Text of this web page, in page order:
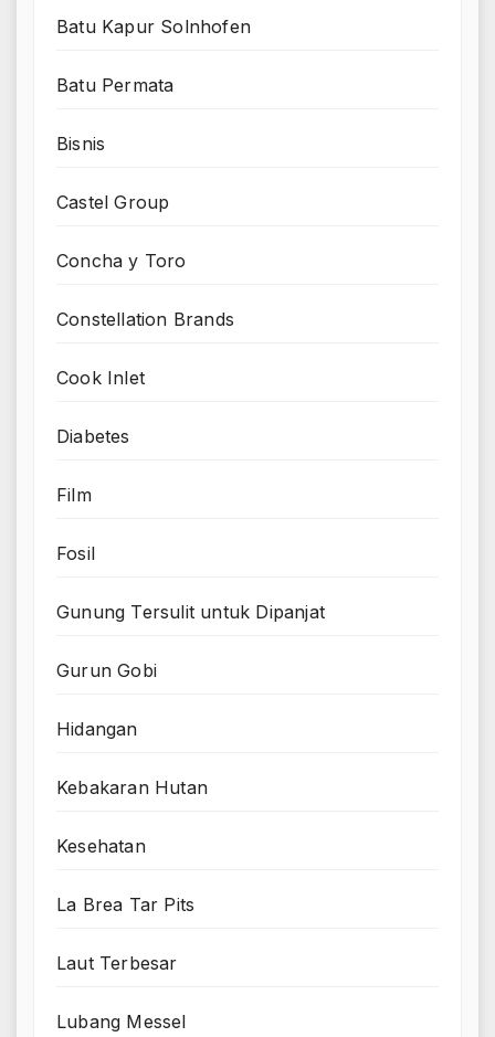
Batu Kapur Solnhofen
Batu Permata
Bisnis
Castel Group
Concha y Toro
Constellation Brands
Cook Inlet
Diabetes
Film
Fosil
Gunung Tersulit untuk Dipanjat
Gurun Gobi
Hidangan
Kebakaran Hutan
Kesehatan
La Brea Tar Pits
Laut Terbesar
Lubang Messel